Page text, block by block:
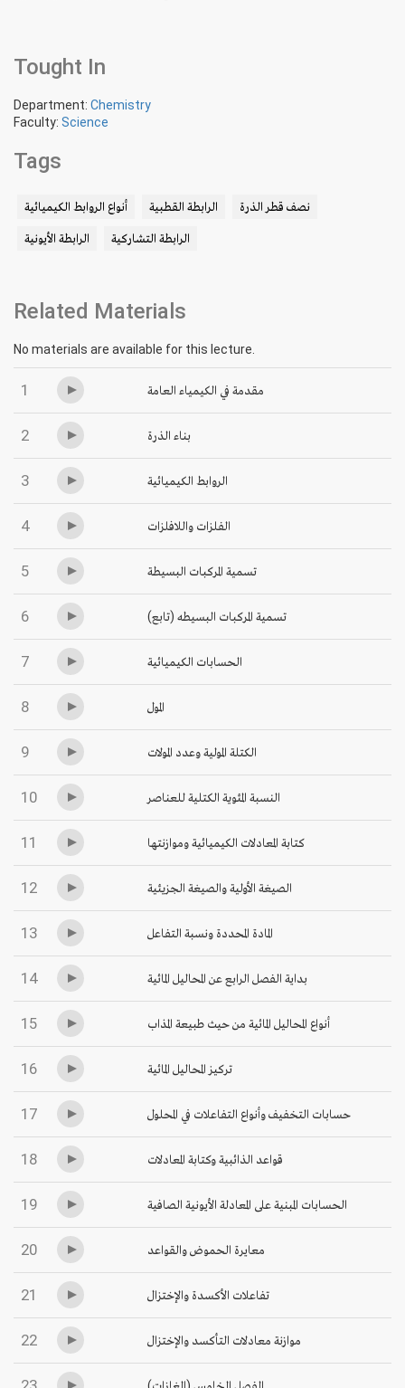
Tought In
Department: Chemistry
Faculty: Science
Tags
أنواع الروابط الكيميائية الرابطة القطبية نصف قطر الذرة
الرابطة الأيونية الرابطة التشاركية
Related Materials
No materials are available for this lecture.
1 مقدمة في الكيمياء العامة
2 بناء الذرة
3 الروابط الكيميائية
4 الفلزات واللافلزات
5 تسمية المركبات البسيطة
6 تسمية المركبات البسيطه (تابع)
7 الحسابات الكيميائية
8 المول
9 الكتلة المولية وعدد المولات
10 النسبة المئوية الكتلية للعناصر
11 كتابة المعادلات الكيميائية وموازنتها
12 الصيغة الأولية والصيغة الجزيئية
13 المادة المحددة ونسبة التفاعل
14 بداية الفصل الرابع عن المحاليل المائية
15 أنواع المحاليل المائية من حيث طبيعة المذاب
16 تركيز المحاليل المائية
17 حسابات التخفيف وأنواع التفاعلات في المحلول
18 قواعد الذائبية وكتابة المعادلات
19 الحسابات المبنية على المعادلة الأيونية الصافية
20 معايرة الحموض والقواعد
21 تفاعلات الأكسدة والإختزال
22 موازنة معادلات التأكسد والإختزال